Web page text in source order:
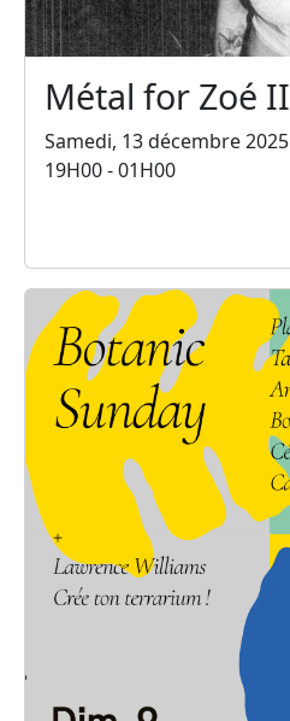
Métal for Zoé II
Samedi, 13 décembre 2025
19H00 - 01H00